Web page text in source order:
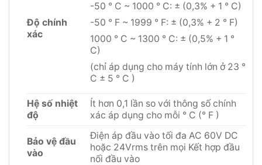
Độ chính
xác
-50 ° C ~ 1000 ° C: ± (0,3% + 1 ° C)
-50 ° F ~ 1999 ° F: ± (0,3% + 2 ° F)
1000 ° C ~ 1300 ° C: ± (0,5% + 1 °
C)
(chỉ áp dụng cho máy tính lớn ở 23 °
C ± 5 ° C )
Hệ số nhiệt
độ
Ít hơn 0,1 lần so với thông số chính
xác áp dụng cho mỗi ° C (° F )
Bảo vệ đầu
vào
Điện áp đầu vào tối đa AC 60V DC
hoặc 24Vrms trên mọi Kết hợp đầu
nối đầu vào